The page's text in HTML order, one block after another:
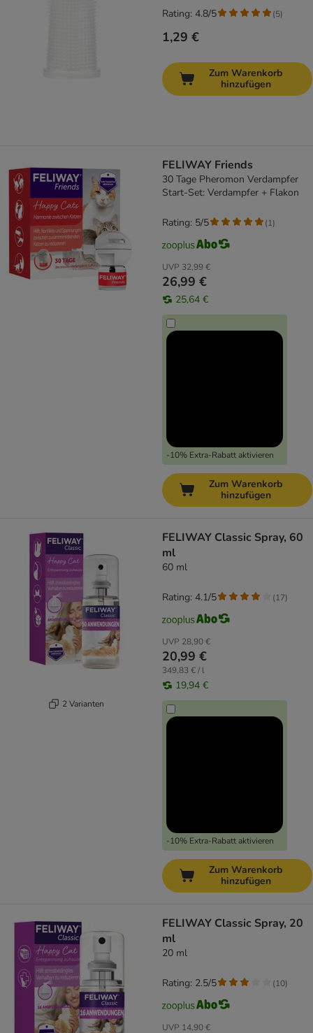
1,29 €
Rating: 4.8/5 (5)
Zum Warenkorb
hinzufügen
FELIWAY Friends
30 Tage Pheromon Verdampfer
Start-Set: Verdampfer + Flakon
UVP 32,99 €
26,99 €
25,64 €
-10% Extra-Rabatt aktivieren
Rating: 5/5 (1)
Zum Warenkorb
hinzufügen
2 Varianten
FELIWAY Classic Spray, 60
ml
60 ml
UVP 28,90 €
20,99 €
349,83 € / l
19,94 €
-10% Extra-Rabatt aktivieren
Rating: 4.1/5 (17)
Zum Warenkorb
hinzufügen
FELIWAY Classic Spray, 20
ml
20 ml
UVP 14,90 €
Rating: 2.5/5 (10)